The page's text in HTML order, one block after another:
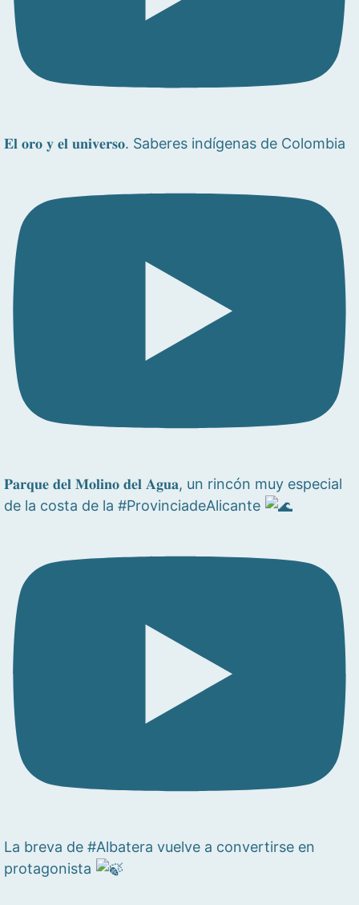
𝐄𝐥 𝐨𝐫𝐨 𝐲 𝐞𝐥 𝐮𝐧𝐢𝐯𝐞𝐫𝐬𝐨. Saberes indígenas de Colombia
𝐏𝐚𝐫𝐪𝐮𝐞 𝐝𝐞𝐥 𝐌𝐨𝐥𝐢𝐧𝐨 𝐝𝐞𝐥 𝐀𝐠𝐮𝐚, un rincón muy especial
de la costa de la #ProvinciadeAlicante
La breva de #Albatera vuelve a convertirse en
protagonista